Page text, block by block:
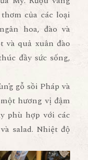
của các loại
hoa, đào và
và quả xuân đào
đầy sức sống,
gỗ sồi Pháp và
hương vị đậm
phù hợp với các
salad. Nhiệt độ